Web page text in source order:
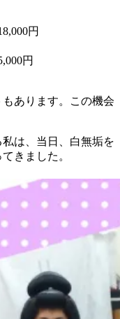
円
円
あります。この機会
は、当日、白無垢を
きました。